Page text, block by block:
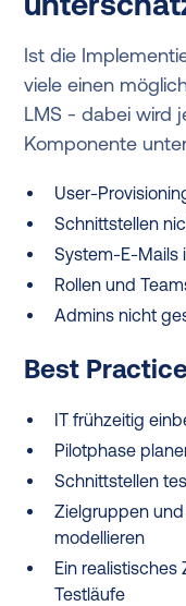
Ist die
viele einen
LMS - dabei wird
Komponente
User-
Schnittstellen
System-E-Mails
Rollen und
Admins nicht
Best
IT frühzeitig
Pilotphase
Schnittstellen
Zielgruppen
modellieren
Ein realistisches
Testläufe